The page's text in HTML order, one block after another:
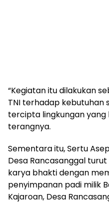
“Kegiatan itu dilakukan
TNI terhadap kebutuhan
tercipta lingkungan yang
terangnya.
Sementara itu, Sertu
Desa Rancasanggal
karya bhakti dengan
penyimpanan padi milik
Kajaroan, Desa